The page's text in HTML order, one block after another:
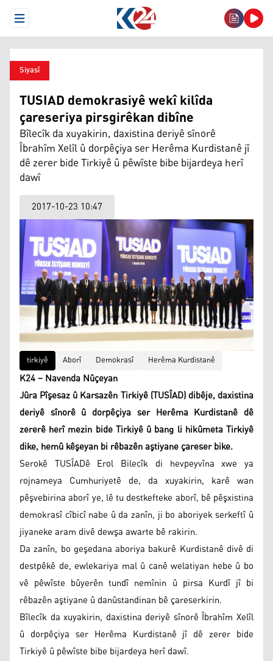
Open Menu
Siyasî
TUSIAD demokrasiyê wekî kilîda
çareseriya pirsgirêkan dibîne
Bîlecîk da xuyakirin, daxistina deriyê sînorê
Îbrahîm Xelîl û dorpêçiya ser Herêma Kurdistanê jî
dê zerer bide Tirkiyê û pêwîste bibe bijardeya herî
dawî
2017-10-23 10:47
tirkiyê Aborî Demokrasî Herêma Kurdistanê
K24 – Navenda Nûçeyan
Jûra Pîşesaz û Karsazên Tirkiyê (TUSÎAD) dibêje, daxistina
deriyê sînorê û dorpêçiya ser Herêma Kurdistanê dê
zererê herî mezin bide Tirkiyê û bang li hikûmeta Tirkiyê
dike, hemû kêşeyan bi rêbazên aştiyane çareser bike.
Serokê TUSÎADê Erol Bilecîk di hevpeyvîna xwe ya
rojnameya Cumhuriyetê de, da xuyakirin, karê wan
pêşvebirina aborî ye, lê tu destkefteke aborî, bê pêşxistina
demokrasî cîbicî nabe û da zanîn, ji bo aboriyek serkeftî û
jiyaneke aram divê dewşa awarte bê rakirin.
Da zanîn, bo geşedana aboriya bakurê Kurdistanê divê di
destpêkê de, ewlekariya mal û canê welatiyan hebe û bo
vê pêwîste bûyerên tundî nemînin û pirsa Kurdî jî bi
rêbazên aştiyane û danûstandinan bê çareserkirin.
Bîlecîk da xuyakirin, daxistina deriyê sînorê Îbrahîm Xelîl
û dorpêçiya ser Herêma Kurdistanê jî dê zerer bide
Tirkiyê û pêwîste bibe bijardeya herî dawî.